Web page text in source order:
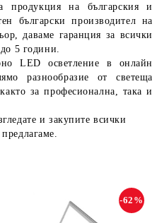
продукция на българския и
български производител на
даваме гаранция за всички
5 години.
LED осветление в онлайн
разнообразие от светеща
за професионална, така и
и закупите всички
-62%